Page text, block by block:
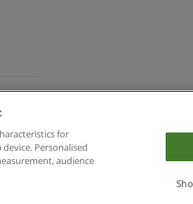
for
Personalised
audience